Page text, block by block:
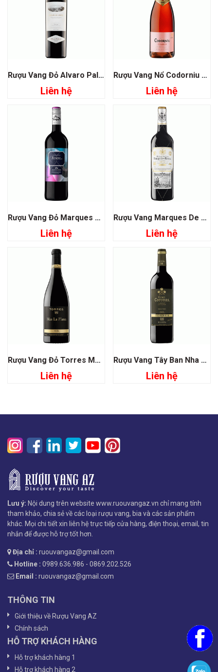
Rượu Vang Đỏ Alvaro Palacios Gratallops Vi de Vila Priorat
Liên hệ
Rượu Vang Nổ Codorniu Clasico Rosado Sparkling Brut
Liên hệ
Rượu Vang Đỏ Marques De Riscal 1860 Tempranillo
Liên hệ
Rượu Vang Marques De Riscal Reserva Rioja
Liên hệ
Rượu Vang Đỏ Torres Mas La Plana Penedes
Liên hệ
Rượu Vang Tây Ban Nha Torres Gran Coronas Carbernet Sauvignon
Liên hệ
Lưu ý: Nội dung trên website www.ruouvangaz.vn chỉ mang tính
tham khảo, chia sẻ về các loại rượu vang, bia và các sản phẩm
khác. Mọi chi tiết xin liên hệ trực tiếp cửa hàng, điện thoại, email, tin
nhắn để được hỗ trợ tốt hơn.
Địa chỉ : ruouvangaz@gmail.com
Hotline : 0989.636.986 - 0869.202.526
Email : ruouvangaz@gmail.com
THÔNG TIN
Giới thiệu về Rượu Vang AZ
Chính sách
HỖ TRỢ KHÁCH HÀNG
Hỗ trợ khách hàng 1
Hỗ trợ khách hàng 2